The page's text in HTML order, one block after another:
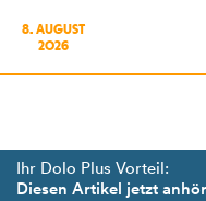
8. AUGUST
2026
Ihr Dolo Plus Vorteil:
Diesen Artikel jetzt